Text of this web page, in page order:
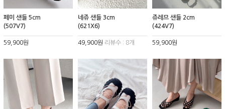
페미 샌들 5cm
(507V7)
59,900원
네쥬 샌들 3cm
(621X6)
49,900원 리뷰수 : 8개
쥬레므 샌들 2cm
(424V7)
59,900원